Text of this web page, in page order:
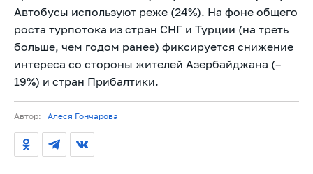
Автобусы используют реже (24%). На фоне общего
роста турпотока из стран СНГ и Турции (на треть
больше, чем годом ранее) фиксируется снижение
интереса со стороны жителей Азербайджана (–
19%) и стран Прибалтики.
Автор: Алеся Гончарова